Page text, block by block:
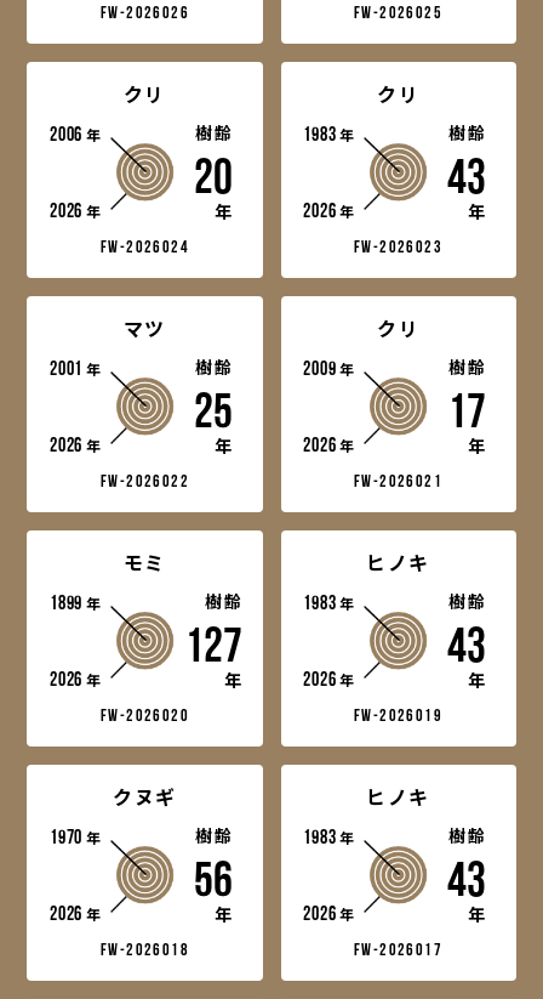
fw-2026026
fw-2026025
クリ
2006年
2026年
樹齢
20
年
fw-2026024
クリ
1983年
2026年
樹齢
43
年
fw-2026023
マツ
2001年
2026年
樹齢
25
年
fw-2026022
クリ
2009年
2026年
樹齢
17
年
fw-2026021
モミ
1899年
2026年
樹齢
127
年
fw-2026020
ヒノキ
1983年
2026年
樹齢
43
年
fw-2026019
クヌギ
1970年
2026年
樹齢
56
年
fw-2026018
ヒノキ
1983年
2026年
樹齢
43
年
fw-2026017